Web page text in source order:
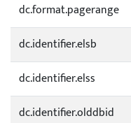
dc.format.pagerange
dc.identifier.elsb
dc.identifier.elss
dc.identifier.olddbid